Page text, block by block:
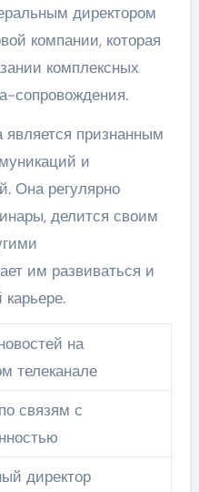
директором
компании, которая
комплексных
сопровождения.
признанным
и
Она регулярно
делится своим
им развиваться и
карьере.
на
телеканале
связям с
директор